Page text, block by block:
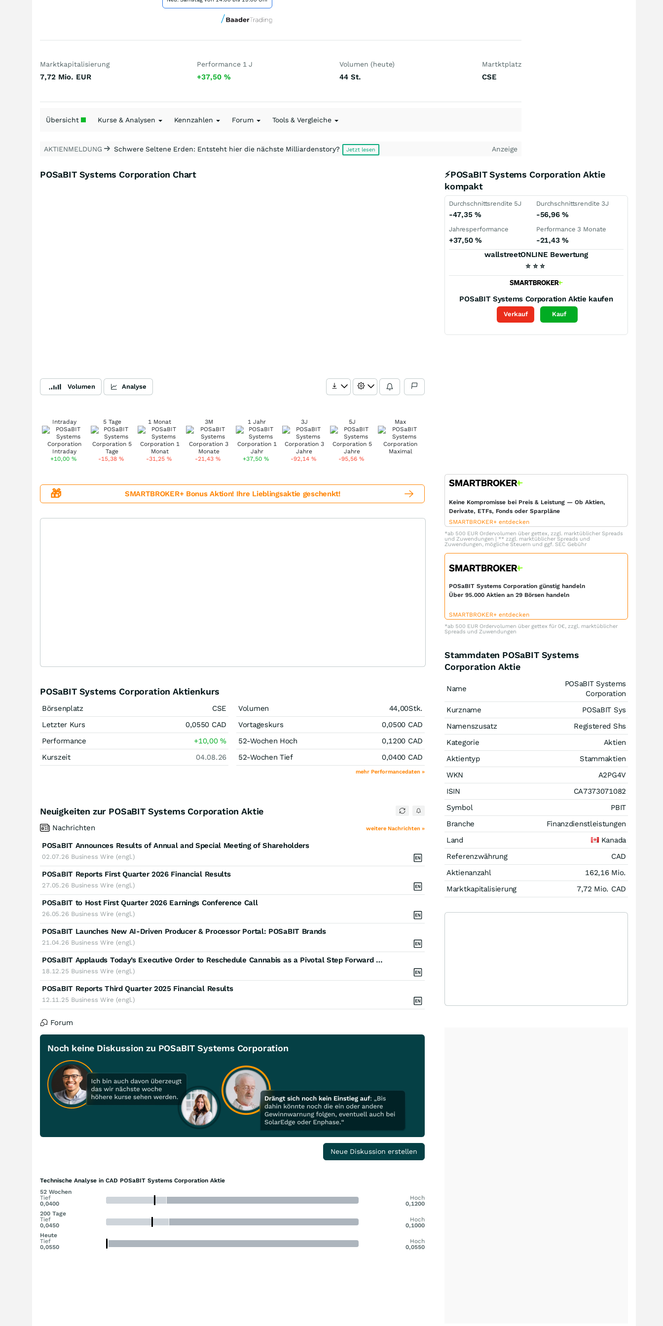
Marktkapitalisierung
7,72 Mio. EUR
Performance 1 J
+37,50 %
Volumen (heute)
44 St.
Martktplatz
CSE
Übersicht Kurse & Analysen Kennzahlen Forum Tools & Vergleiche
AKTIENMELDUNG Schwere Seltene Erden: Entsteht hier die nächste Milliardenstory? Jetzt lesen Anzeige
POSaBIT Systems Corporation Chart
Volumen Analyse
Intraday
+10,00 %
5 Tage
-15,38%
1 Monat
-31,25 %
3M
-21,43%
1 Jahr
+37,50%
3J
-92,14 %
5J
-95,56 %
Max
⚡POSaBIT Systems Corporation Aktie
kompakt
Durchschnittsrendite 5J
-47,35 %
Durchschnittsrendite 3J
-56,96 %
Jahresperformance
+37,50 %
Performance 3 Monate
-21,43 %
wallstreetONLINE Bewertung
⭐ ⭐ ⭐
POSaBIT Systems Corporation Aktie kaufen
Verkauf Kauf
🎁 SMARTBROKER+ Bonus Aktion! Ihre Lieblingsaktie geschenkt!
POSaBIT Systems Corporation Aktienkurs
Börsenplatz
CSE
Letzter Kurs
0,0550 CAD
Performance
+10,00%
Kurszeit
04.08.26
Volumen 44,00Stk.
Vortageskurs
0,0500 CAD
52-Wochen Hoch
0,1200 CAD
52-Wochen Tief
0,0400 CAD
mehr Performancedaten »
Neuigkeiten zur POSaBIT Systems Corporation Aktie
Nachrichten weitere Nachrichten »
POSaBIT Announces Results of Annual and Special Meeting of Shareholders
02.07.26 Business Wire (engl.)
POSaBIT Reports First Quarter 2026 Financial Results
27.05.26 Business Wire (engl.)
POSaBIT to Host First Quarter 2026 Earnings Conference Call
26.05.26 Business Wire (engl.)
POSaBIT Launches New AI-Driven Producer & Processor Portal: POSaBIT Brands
21.04.26 Business Wire (engl.)
POSaBIT Applauds Today’s Executive Order to Reschedule Cannabis as a Pivotal Step Forward for the Industry
18.12.25 Business Wire (engl.)
POSaBIT Reports Third Quarter 2025 Financial Results
12.11.25 Business Wire (engl.)
Forum
Noch keine Diskussion zu POSaBIT Systems Corporation
Neue Diskussion erstellen
Technische Analyse in CAD POSaBIT Systems Corporation Aktie
52 Wochen
Tief
0,0400
Hoch
0,1200
200 Tage
Tief
0,0450
Hoch
0,1000
Heute
Tief
0,0550
Hoch
0,0550
Keine Kompromisse bei Preis & Leistung — Ob Aktien,
Derivate, ETFs, Fonds oder Sparpläne
SMARTBROKER+ entdecken
*ab 500 EUR Ordervolumen über gettex, zzgl. marktüblicher Spreads
und Zuwendungen | ** zzgl. marktüblicher Spreads und
Zuwendungen, mögliche Steuern und ggf. SEC Gebühr
POSaBIT Systems Corporation günstig handeln
Über 95.000 Aktien an 29 Börsen handeln
SMARTBROKER+ entdecken
*ab 500 EUR Ordervolumen über gettex für 0€, zzgl. marktüblicher
Spreads und Zuwendungen
Stammdaten POSaBIT Systems
Corporation Aktie
Name
POSaBIT Systems
Corporation
Kurzname
POSaBIT Sys
Namenszusatz
Registered Shs
Kategorie
Aktien
Aktientyp
Stammaktien
WKN
A2PG4V
ISIN
CA7373071082
Symbol
PBIT
Branche
Finanzdienstleistungen
Land
Kanada
Referenzwährung
CAD
Aktienanzahl
162,16 Mio.
Marktkapitalisierung
7,72 Mio. CAD